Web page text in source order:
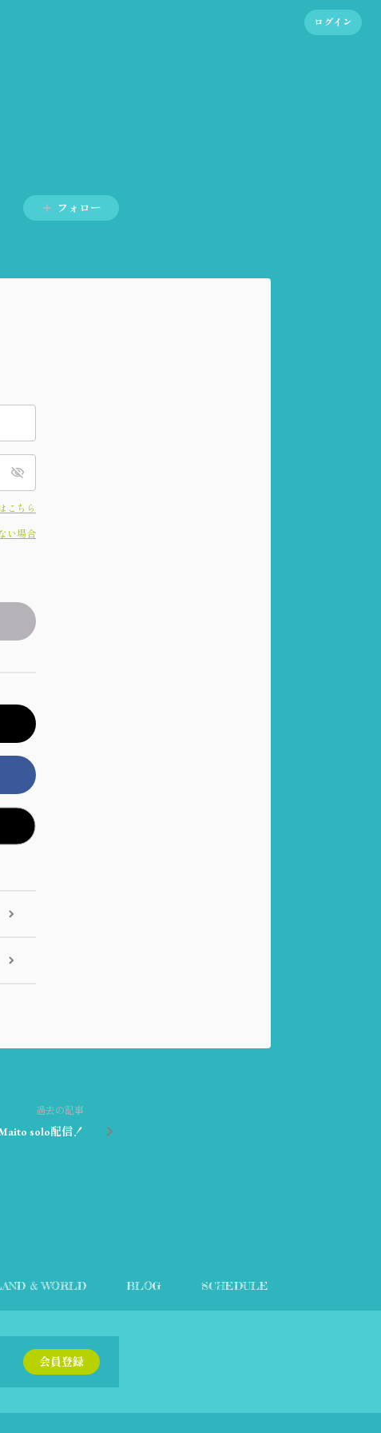
ログイン
フォロー
こちら
い場合
過去の記事
solo配信！
& WORLD BLOG SCHEDULE
会員登録